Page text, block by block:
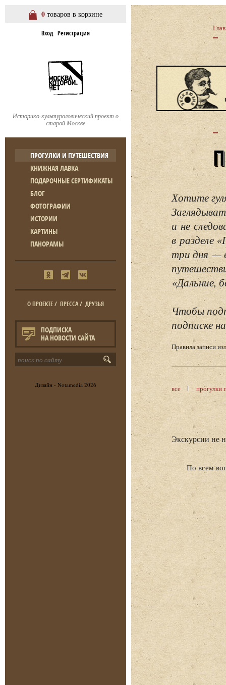
0 товаров в корзине
Вход Регистрация
Историко-культурологический проект о
старой Москве
ПРОГУЛКИ И ПУТЕШЕСТВИЯ
КНИЖНАЯ ЛАВКА
ПОДАРОЧНЫЕ СЕРТИФИКАТЫ
БЛОГ
ФОТОГРАФИИ
ИСТОРИИ
КАРТИНЫ
ПАНОРАМЫ
О ПРОЕКТЕ/ ПРЕССА/ ДРУЗЬЯ
ПОДПИСКА
НА НОВОСТИ САЙТА
Дизайн - Notamedia 2026
Хотите
и не
в разделе
три дня —
«Дальние,
Чтобы
подписке
Правила записи
все прогулки
Экскурсии не
По всем